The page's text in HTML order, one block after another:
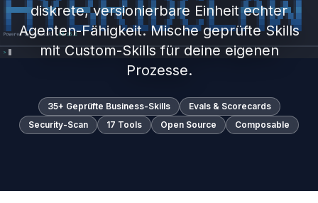
diskrete, versionierbare Einheit echter
Agenten-Fähigkeit. Mische geprüfte Skills
mit Custom-Skills für deine eigenen
Prozesse.
35+ Geprüfte Business-Skills
Evals & Scorecards
Security-Scan
17 Tools Open Source Composable